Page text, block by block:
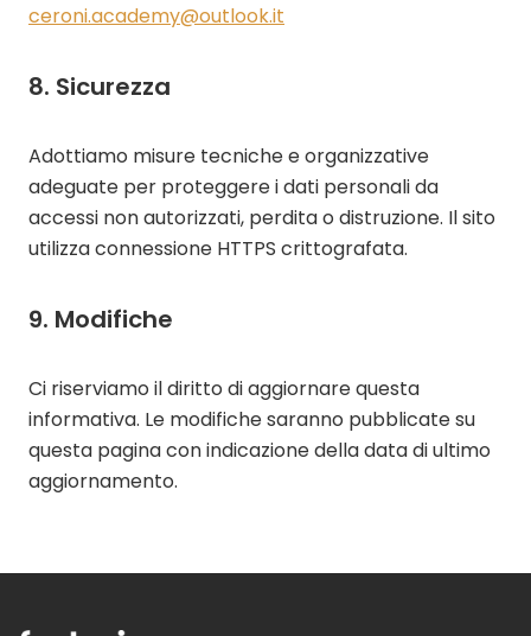
ceroni.academy@outlook.it
8. Sicurezza
Adottiamo misure tecniche e organizzative
adeguate per proteggere i dati personali da
accessi non autorizzati, perdita o distruzione. Il sito
utilizza connessione HTTPS crittografata.
9. Modifiche
Ci riserviamo il diritto di aggiornare questa
informativa. Le modifiche saranno pubblicate su
questa pagina con indicazione della data di ultimo
aggiornamento.